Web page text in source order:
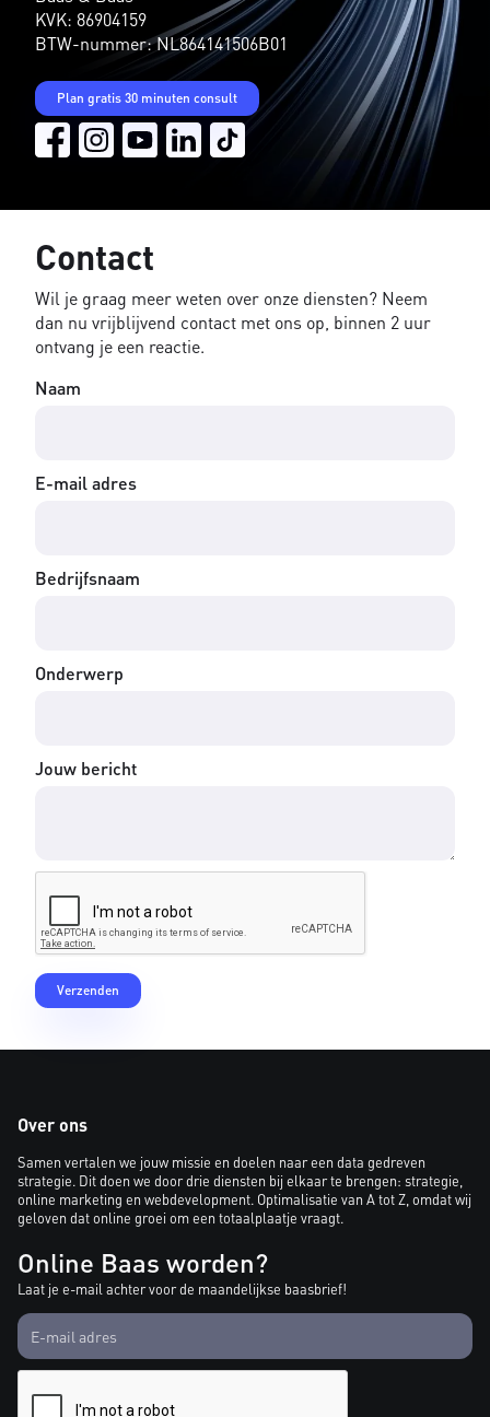
KVK: 86904159
BTW-nummer: NL864141506B01
Plan gratis 30 minuten consult
Contact
Wil je graag meer weten over onze diensten? Neem
dan nu vrijblijvend contact met ons op, binnen 2 uur
ontvang je een reactie.
Naam
E-mail adres
Bedrijfsnaam
Onderwerp
Jouw bericht
Over ons
Samen vertalen we jouw missie en doelen naar een data gedreven
strategie. Dit doen we door drie diensten bij elkaar te brengen: strategie,
online marketing en webdevelopment. Optimalisatie van A tot Z, omdat wij
geloven dat online groei om een totaalplaatje vraagt.
Online Baas worden?
Laat je e-mail achter voor de maandelijkse baasbrief!